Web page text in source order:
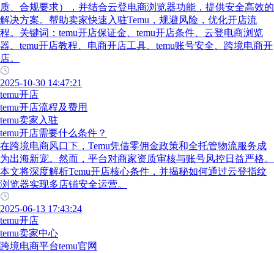
质、合规要求），并结合云登电商浏览器功能，提供安全高效的
解决方案。帮助卖家快速入驻Temu，规避风险，优化开店流
程。关键词：temu开店保证金、temu开店条件、云登电商浏览
器、temu开店教程、电商开店工具、temu账号安全、跨境电商开
店。
2025-10-30 14:47:21
temu开店
temu开店流程及费用
temu卖家入驻
temu开店需要什么条件？
在跨境电商风口下，Temu凭借零佣金政策和全托管物流服务成
为出海新宠。然而，平台对商家资质审核与账号风控日益严格。
本文将深度解析Temu开店核心条件，并揭秘如何通过云登指纹
浏览器实现多店铺安全运营。
2025-06-13 17:43:24
temu开店
temu卖家中心
跨境电商平台temu官网